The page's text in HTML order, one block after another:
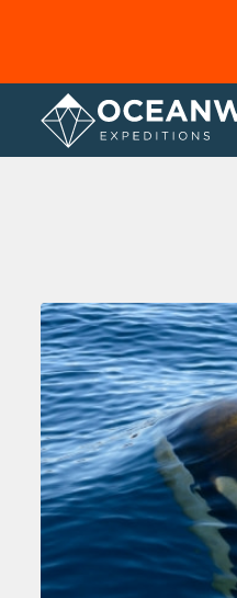
Startseite Fotogallerie